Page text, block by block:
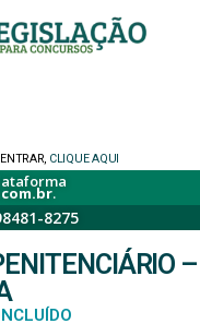
CLIQUE AQUI
.
8275
–